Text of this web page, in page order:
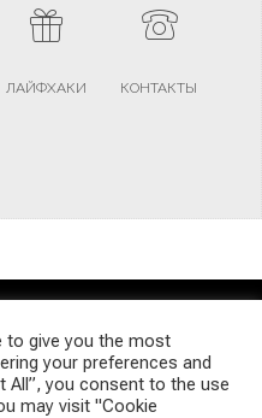
ЛАЙФХАКИ КОНТАКТЫ
POLICY SITEMAP
Theme by TagDiv
to give you the most
your preferences and
All”, you consent to the use
may visit "Cookie